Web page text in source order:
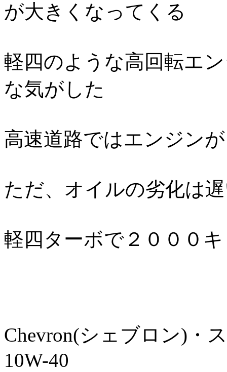
が大きくなってくる
軽四のような高回転エ
な気がした
高速道路ではエンジン
ただ、オイルの劣化は
軽四ターボで２０００
Chevron(シェブロン) ・
10W-40